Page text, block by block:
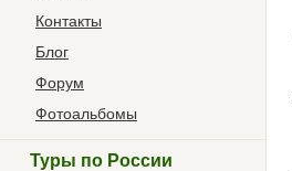
Контакты
Блог
Форум
Фотоальбомы
Туры по России